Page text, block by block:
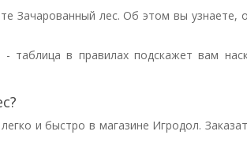
Зачарованный лес. Об этом вы узнаете,
таблица в правилах подскажет вам
и быстро в магазине Игродол.